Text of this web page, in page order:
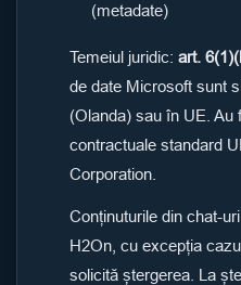
(metadate)
Temeiul juridic: art.
de date Microsoft sunt
(Olanda) sau în UE. Au
contractuale standard
Corporation.
Conținuturile din chat-
H2On, cu excepția
solicită ștergerea. La